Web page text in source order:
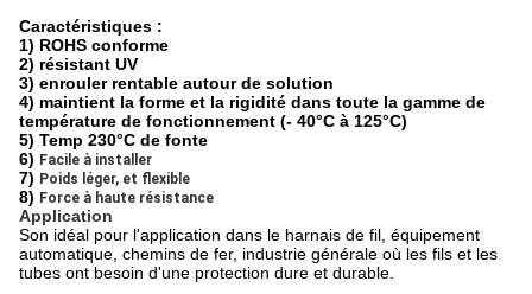
Caractéristiques :
1) ROHS conforme
2) résistant UV
3) enrouler rentable autour de solution
4) maintient la forme et la rigidité dans toute la gamme de
température de fonctionnement (- 40°C à 125°C)
5) Temp 230°C de fonte
6) Facile à installer
7) Poids léger, et flexible
8) Force à haute résistance
Application
Son idéal pour l'application dans le harnais de fil, équipement
automatique, chemins de fer, industrie générale où les fils et les
tubes ont besoin d'une protection dure et durable.